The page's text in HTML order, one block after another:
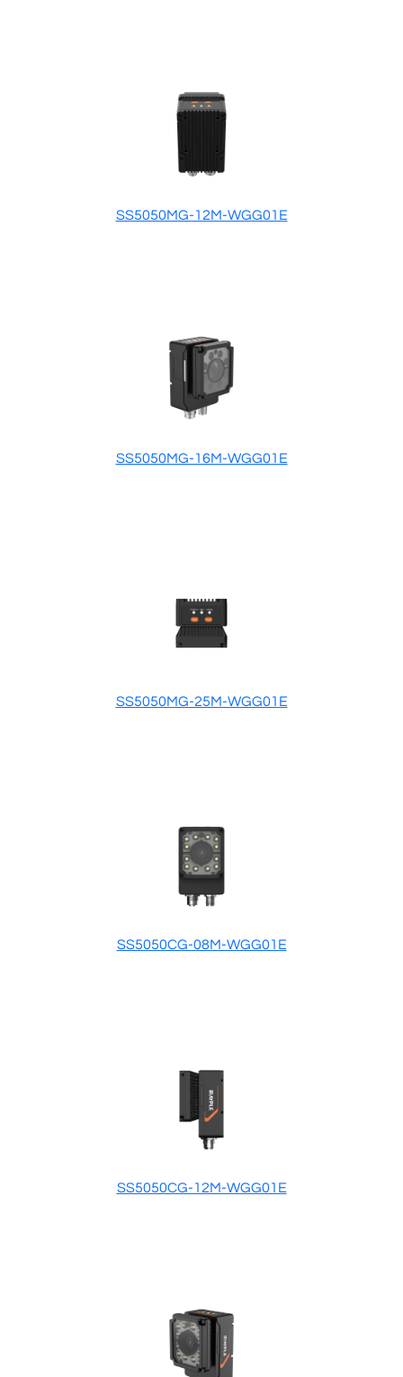
SS5050MG-12M-WGG01E
SS5050MG-16M-WGG01E
SS5050MG-25M-WGG01E
SS5050CG-08M-WGG01E
SS5050CG-12M-WGG01E